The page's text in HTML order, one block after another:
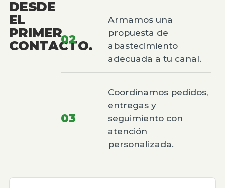
DESDE
EL
PRIMER
CONTACTO.
02
Armamos una
propuesta de
abastecimiento
adecuada a tu canal.
03
Coordinamos pedidos,
entregas y
seguimiento con
atención
personalizada.